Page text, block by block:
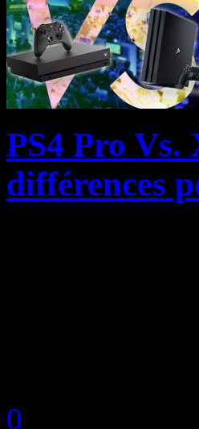
PS4 Pro Vs.
différences
0